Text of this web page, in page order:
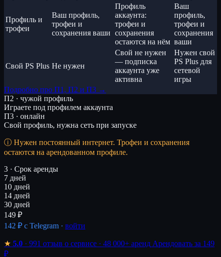
Профиль и
трофеи
Ваш профиль,
трофеи и
сохранения ваши
Профиль
аккаунта:
трофеи и
сохранения
остаются на нём
Ваш
профиль,
трофеи и
сохранения
ваши
Свой PS Plus Не нужен
Свой не нужен
— подписка
аккаунта уже
активна
Нужен свой
PS Plus для
сетевой
игры
Подробно про П1, П2 и П3 →
П2 · чужой профиль
Играете под профилем аккаунта
П3 · онлайн
Свой профиль, нужна сеть при запуске
Нужен постоянный интернет. Трофеи и сохранения
остаются на арендованном профиле.
3 · Срок аренды
7 дней
10 дней
14 дней
30 дней
149 ₽
142 ₽ с Telegram · войти
★ 5.0 · 991 отзыв о сервисе · 48 000+ аренд Арендовать за 149
₽